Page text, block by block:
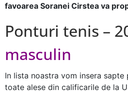
favoarea Soranei Cirstea va
Ponturi tenis –
masculin
In lista noastra vom insera sapte
toate alese din calificarile de la